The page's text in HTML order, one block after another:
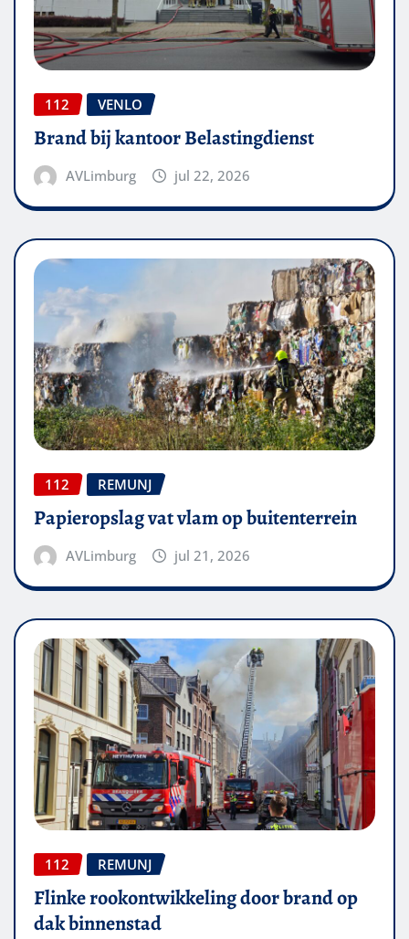
112 VENLO
Brand bij kantoor Belastingdienst
AVLimburg jul 22, 2026
112 REMUNJ
Papieropslag vat vlam op buitenterrein
AVLimburg jul 21, 2026
112 REMUNJ
Flinke rookontwikkeling door brand op
dak binnenstad